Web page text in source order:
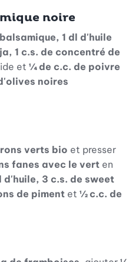
noire
1 dl d'huile
1 c.s. de concentré de
et ¼ de c.c. de poivre
noires
verts bio et presser
fanes avec le vert en
d'huile, 3 c.s. de sweet
de piment et ½ c.c. de